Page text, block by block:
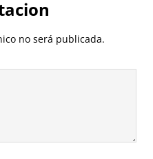
no será publicada.